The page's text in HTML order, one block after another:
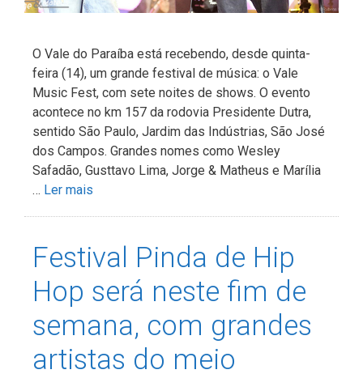
O Vale do Paraíba está recebendo, desde quinta-
feira (14), um grande festival de música: o Vale
Music Fest, com sete noites de shows. O evento
acontece no km 157 da rodovia Presidente Dutra,
sentido São Paulo, Jardim das Indústrias, São José
dos Campos. Grandes nomes como Wesley
Safadão, Gusttavo Lima, Jorge & Matheus e Marília
… Ler mais
Festival Pinda de Hip
Hop será neste fim de
semana, com grandes
artistas do meio